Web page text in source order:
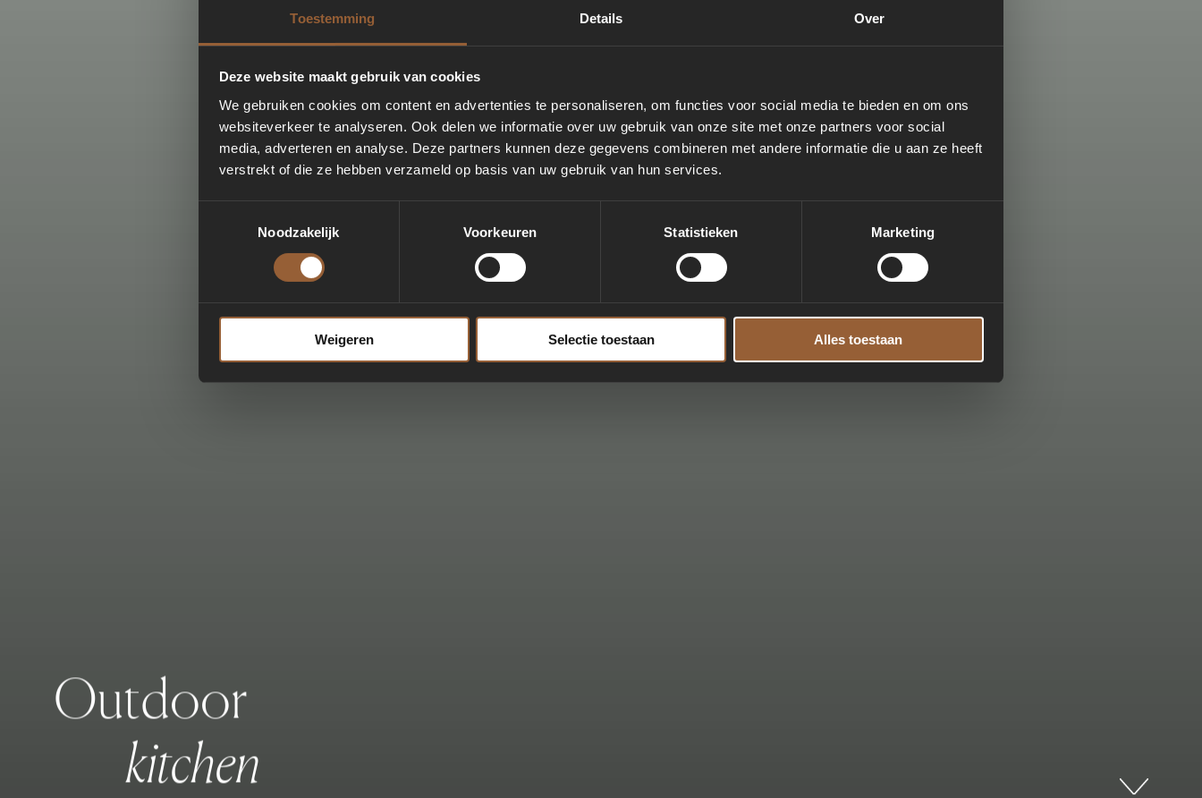
Toestemming Details Over
Deze website maakt gebruik van cookies
We gebruiken cookies om content en advertenties te personaliseren, om functies voor social media te bieden en om ons
websiteverkeer te analyseren. Ook delen we informatie over uw gebruik van onze site met onze partners voor social
media, adverteren en analyse. Deze partners kunnen deze gegevens combineren met andere informatie die u aan ze heeft
verstrekt of die ze hebben verzameld op basis van uw gebruik van hun services.
Noodzakelijk
Voorkeuren Statistieken Marketing
Weigeren Selectie toestaan Alles toestaan
tdoor